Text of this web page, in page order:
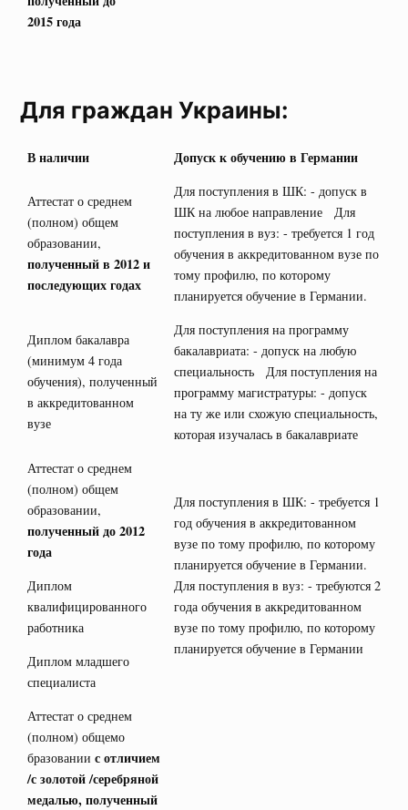
2015 года
Для граждан Украины:
В наличии Допуск к обучению в Германии
Аттестат о среднем
(полном) общем
образовании,
полученный в 2012 и
последующих годах
Для поступления в ШК: - допуск в
ШК на любое направление Для
поступления в вуз: - требуется 1 год
обучения в аккредитованном вузе по
тому профилю, по которому
планируется обучение в Германии.
Диплом бакалавра
(минимум 4 года
обучения), полученный
в аккредитованном
вузе
Для поступления на программу
бакалавриата: - допуск на любую
специальность Для поступления на
программу магистратуры: - допуск
на ту же или схожую специальность,
которая изучалась в бакалавриате
Аттестат о среднем
(полном) общем
образовании,
полученный до 2012
года
Для поступления в ШК: - требуется 1
год обучения в аккредитованном
вузе по тому профилю, по которому
планируется обучение в Германии.
Для поступления в вуз: - требуются 2
года обучения в аккредитованном
вузе по тому профилю, по которому
планируется обучение в Германии
Диплом
квалифицированного
работника
Диплом младшего
специалиста
Аттестат о среднем
(полном) общемо
бразовании с отличием
/с золотой /серебряной
медалью, полученный